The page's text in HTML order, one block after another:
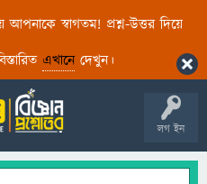
আপনাকে স্বাগতম! প্রশ্ন-উত্তর দিয়ে
এখানেদেখুন।
লগ ইন